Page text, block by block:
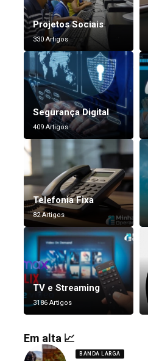
Projetos Sociais
330 Artigos
Segurança Digital
409 Artigos
Telefonia Fixa
82 Artigos
TV e Streaming
3186 Artigos
Em alta 📈
BANDA LARGA